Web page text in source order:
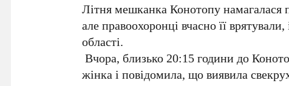
Літня мешканка Конотопу намагалася
але правоохоронці вчасно її
області.
Вчора, близько 20:15 години до
жінка і повідомила, що виявила